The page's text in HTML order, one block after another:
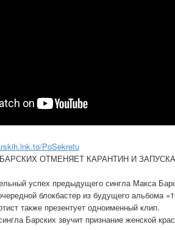
PoSekretu
ОТМЕНЯЕТ КАРАНТИН И
успех предыдущего сингла Макса
блокбастер из будущего альбома
также презентует одноименный клип.
Барских звучит признание женской